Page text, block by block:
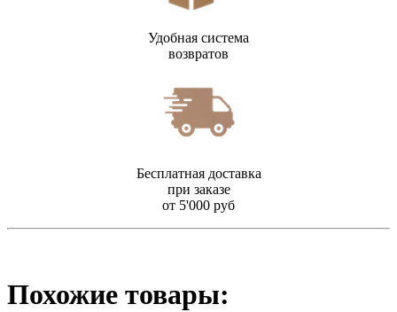
Удобная система
возвратов
Бесплатная доставка
при заказе
от 5'000 руб
Похожие товары: